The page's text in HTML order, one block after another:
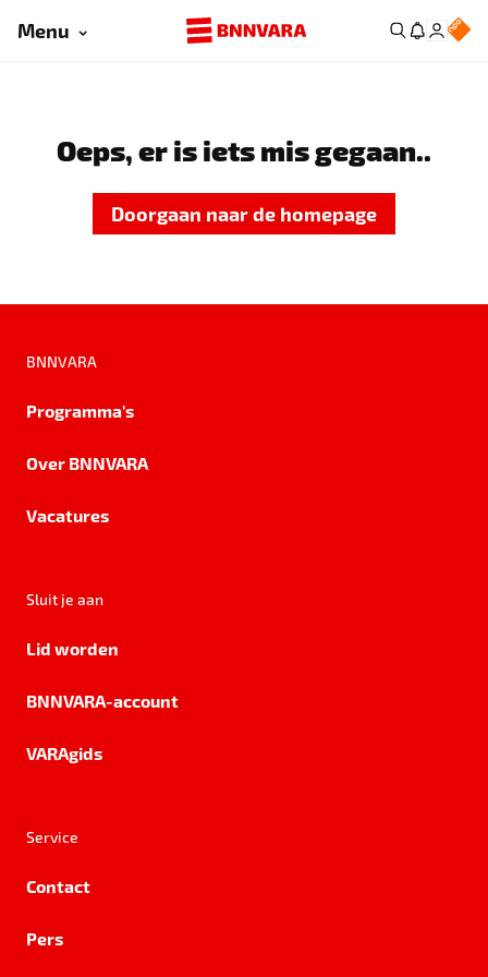
Menu
Oeps, er is iets mis gegaan..
Doorgaan naar de homepage
BNNVARA
Programma's
Over BNNVARA
Vacatures
Sluit je aan
Lid worden
BNNVARA-account
VARAgids
Service
Contact
Pers